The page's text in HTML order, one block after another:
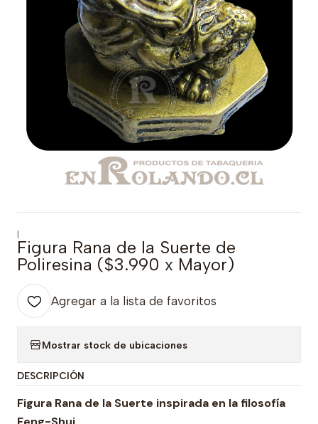
|
Figura Rana de la Suerte de
Poliresina ($3.990 x Mayor)
Agregar a la lista de favoritos
Mostrar stock de ubicaciones
DESCRIPCIÓN
Figura Rana de la Suerte inspirada en la filosofía